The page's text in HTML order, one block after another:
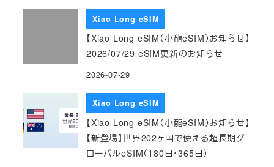
Xiao Long eSIM
【Xiao Long eSIM（小龍eSIM）お知らせ】
2026/07/29 eSIM更新のお知らせ
2026-07-29
Xiao Long eSIM
【Xiao Long eSIM（小龍eSIM）お知らせ】
【新登場】世界202ヶ国で使える超長期グ
ローバルeSIM（180日・365日）